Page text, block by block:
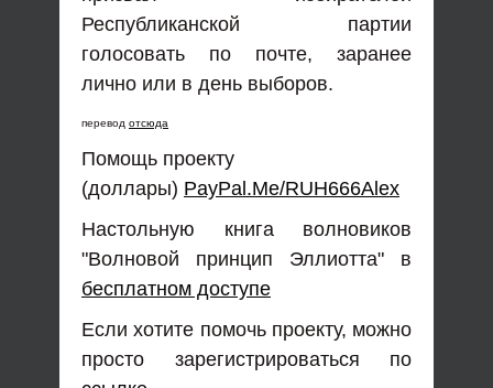
Республиканской партии
голосовать по почте, заранее
лично или в день выборов.
перевод отсюда
Помощь проекту
(доллары) PayPal.Me/RUH666Alex
Настольную книга волновиков
"Волновой принцип Эллиотта" в
бесплатном доступе
Если хотите помочь проекту, можно
просто зарегистрироваться по